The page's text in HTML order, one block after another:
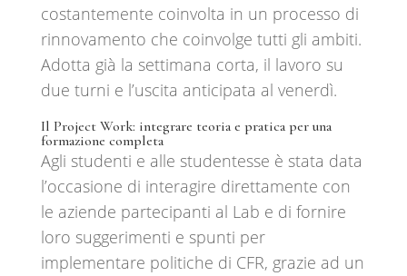
costantemente coinvolta in un processo di
rinnovamento che coinvolge tutti gli ambiti.
Adotta già la settimana corta, il lavoro su
due turni e l’uscita anticipata al venerdì.
Il Project Work: integrare teoria e pratica per una
formazione completa
Agli studenti e alle studentesse è stata data
l’occasione di interagire direttamente con
le aziende partecipanti al Lab e di fornire
loro suggerimenti e spunti per
implementare politiche di CFR, grazie ad un